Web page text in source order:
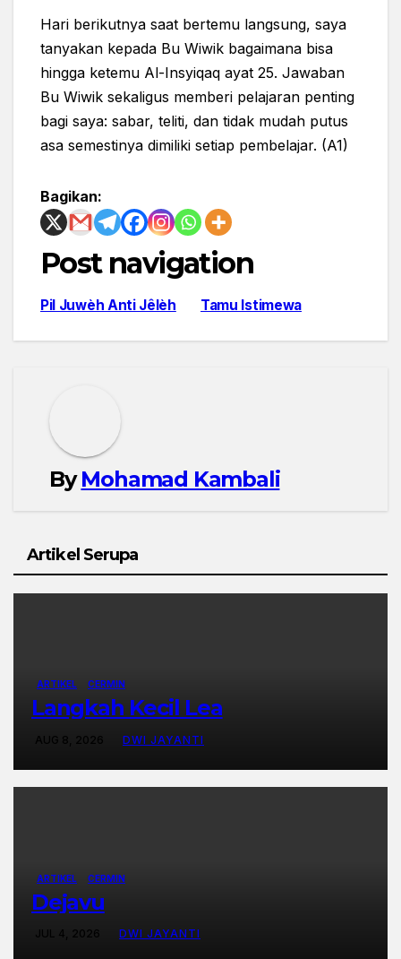
Hari berikutnya saat bertemu langsung, saya
tanyakan kepada Bu Wiwik bagaimana bisa
hingga ketemu Al-Insyiqaq ayat 25. Jawaban
Bu Wiwik sekaligus memberi pelajaran penting
bagi saya: sabar, teliti, dan tidak mudah putus
asa semestinya dimiliki setiap pembelajar. (A1)
Bagikan:
Post navigation
Tamu Istimewa
Pil Juwèh Anti Jêlèh
ByMohamad Kambali
Artikel Serupa
ARTIKEL CERMIN
Langkah Kecil Lea
AUG 8, 2026 DWI JAYANTI
ARTIKEL CERMIN
Dejavu
JUL 4, 2026 DWI JAYANTI